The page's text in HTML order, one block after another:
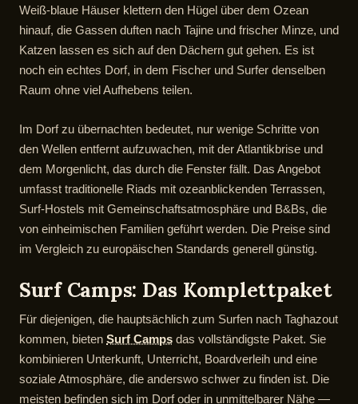
Weiß-blaue Häuser klettern den Hügel über dem Ozean
hinauf, die Gassen duften nach Tajine und frischer Minze, und
Katzen lassen es sich auf den Dächern gut gehen. Es ist
noch ein echtes Dorf, in dem Fischer und Surfer denselben
Raum ohne viel Aufhebens teilen.
Im Dorf zu übernachten bedeutet, nur wenige Schritte von
den Wellen entfernt aufzuwachen, mit der Atlantikbrise und
dem Morgenlicht, das durch die Fenster fällt. Das Angebot
umfasst traditionelle Riads mit ozeanblickenden Terrassen,
Surf-Hostels mit Gemeinschaftsatmosphäre und B&Bs, die
von einheimischen Familien geführt werden. Die Preise sind
im Vergleich zu europäischen Standards generell günstig.
Surf Camps: Das Komplettpaket
Für diejenigen, die hauptsächlich zum Surfen nach Taghazout
kommen, bieten Surf Camps das vollständigste Paket. Sie
kombinieren Unterkunft, Unterricht, Boardverleih und eine
soziale Atmosphäre, die anderswo schwer zu finden ist. Die
meisten befinden sich im Dorf oder in unmittelbarer Nähe —